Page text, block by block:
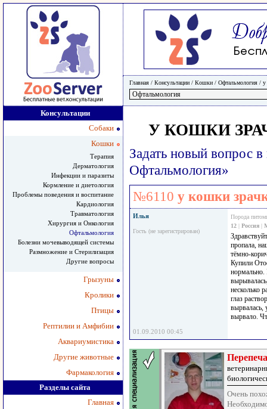
Главная / Консультации / Кошки / Офтальмология / у
Консультации
Собаки
Кошки
Терапия
Дерматология
Инфекции и паразиты
Кормление и диетология
Проблемы поведения и воспитание
Кардиология
Травматология
Хирургия и Онкология
Офтальмология
Болезни мочевыводящей системы
Размножение и Стерилизация
Другие вопросы
Грызуны
Кролики
Птицы
Рептилии и Амфибии
Аквариумистика
Другие животные
Фармакология
Разделы сайта
Главная
У КОШКИ
Задать новый вопрос
Офтальмология»
№6110 у кошки
Илья
Гость (не зарегистрирован)
Порода
12 | Россия |
пропала,
тёмно-
Купили
нормально.
несколько
глаз
вырвалась,
вырвало.
01.09.2010 00:45
Очень